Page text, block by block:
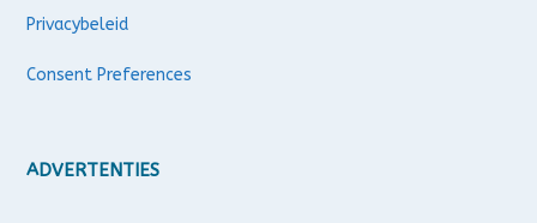
Privacybeleid
Consent Preferences
ADVERTENTIES